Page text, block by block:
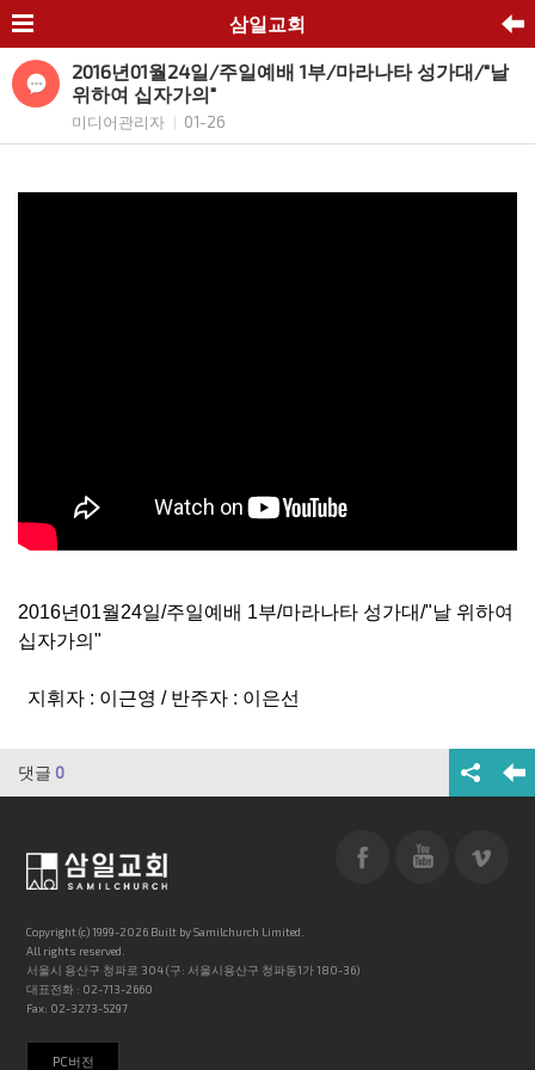
삼일교회
2016년01월24일/주일예배 1부/마라나타 성가대/"날
위하여 십자가의"
미디어관리자 01-26
2016년01월24일/주일예배 1부/마라나타 성가대/"날 위하여
십자가의"
지휘자 : 이근영 / 반주자 : 이은선
댓글 0
Copyright (c) 1999-2026 Built by Samilchurch Limited.
All rights reserved.
서울시 용산구 청파로 304 (구: 서울시용산구 청파동1가 180-36)
대표전화 : 02-713-2660
Fax: 02-3273-5297
PC버전